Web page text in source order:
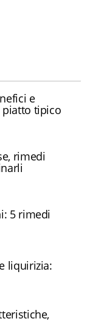
e
tipico
rimedi
5 rimedi
liquirizia: